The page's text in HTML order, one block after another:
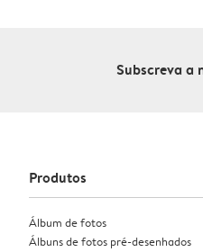
Subscreva a
Produtos
Álbum de fotos
Álbuns de fotos pré-desenhados